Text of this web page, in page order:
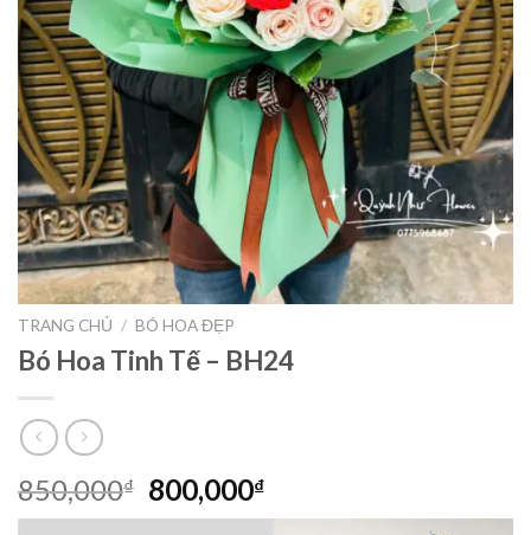
TRANG CHỦ / BÓ HOA ĐẸP
Bó Hoa Tinh Tế – BH24
850,000₫ Giá
gốc
800,000₫Giá
hiện